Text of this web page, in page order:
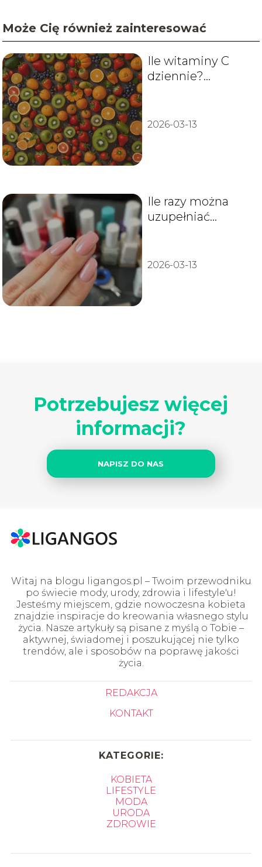
Może Cię również zainteresować
Ile witaminy C
dziennie?
odporność
2026-03-13
Ile razy można
uzupełniać
2026-03-13
Potrzebujesz więcej
informacji?
NAPISZ DO NAS
Witaj na blogu ligangos.pl – Twoim przewodniku
po świecie mody, urody, zdrowia i lifestyle'u!
Jesteśmy miejscem, gdzie nowoczesna kobieta
znajdzie inspiracje do kreowania własnego stylu
życia. Nasze artykuły są pisane z myślą o Tobie –
aktywnej, świadomej i poszukującej nie tylko
trendów, ale i sposobów na poprawę jakości
życia.
REDAKCJA
KONTAKT
KATEGORIE:
KOBIETA
LIFESTYLE
MODA
URODA
ZDROWIE